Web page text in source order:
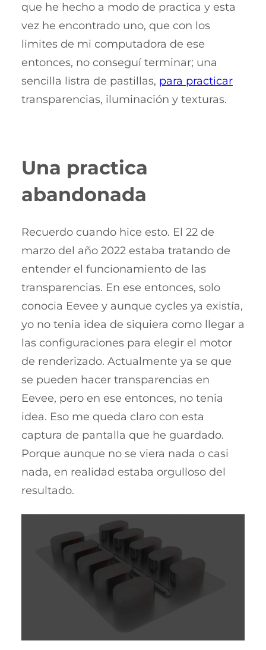
que he hecho a modo de practica y esta
vez he encontrado uno, que con los
limites de mi computadora de ese
entonces, no conseguí terminar; una
sencilla listra de pastillas, para practicar
transparencias, iluminación y texturas.
Una practica
abandonada
Recuerdo cuando hice esto. El 22 de
marzo del año 2022 estaba tratando de
entender el funcionamiento de las
transparencias. En ese entonces, solo
conocia Eevee y aunque cycles ya existía,
yo no tenia idea de siquiera como llegar a
las configuraciones para elegir el motor
de renderizado. Actualmente ya se que
se pueden hacer transparencias en
Eevee, pero en ese entonces, no tenia
idea. Eso me queda claro con esta
captura de pantalla que he guardado.
Porque aunque no se viera nada o casi
nada, en realidad estaba orgulloso del
resultado.